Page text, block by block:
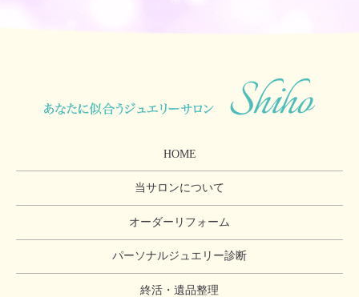
HOME
当サロンについて
オーダーリフォーム
パーソナルジュエリー診断
終活・遺品整理